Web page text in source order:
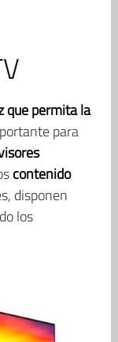
que permita la
para
contenido
disponen
los